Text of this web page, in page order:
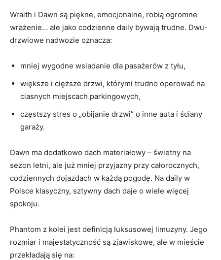
Wraith i Dawn są piękne, emocjonalne, robią ogromne
wrażenie… ale jako codzienne daily bywają trudne. Dwu-
drzwiowe nadwozie oznacza:
mniej wygodne wsiadanie dla pasażerów z tyłu,
większe i cięższe drzwi, którymi trudno operować na
ciasnych miejscach parkingowych,
częstszy stres o „obijanie drzwi” o inne auta i ściany
garaży.
Dawn ma dodatkowo dach materiałowy – świetny na
sezon letni, ale już mniej przyjazny przy całorocznych,
codziennych dojazdach w każdą pogodę. Na daily w
Polsce klasyczny, sztywny dach daje o wiele więcej
spokoju.
Phantom z kolei jest definicją luksusowej limuzyny. Jego
rozmiar i majestatyczność są zjawiskowe, ale w mieście
przekładają się na: